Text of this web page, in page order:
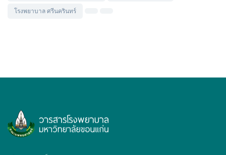
โรงพยาบาล ศรีนครินทร์